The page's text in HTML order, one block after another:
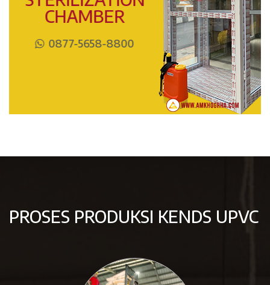
CHAMBER
0877-5658-8800
PROSES PRODUKSI KENDS UPVC